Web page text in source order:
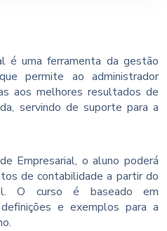
é uma ferramenta da gestão
permite ao administrador
aos melhores resultados de
servindo de suporte para a
Empresarial, o aluno poderá
de contabilidade a partir do
O curso é baseado em
e exemplos para a